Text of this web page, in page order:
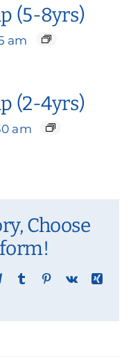
(5-8yrs)
am
(2-4yrs)
am
Choose
TelegramTumblr Pinterest
Vk
Xing